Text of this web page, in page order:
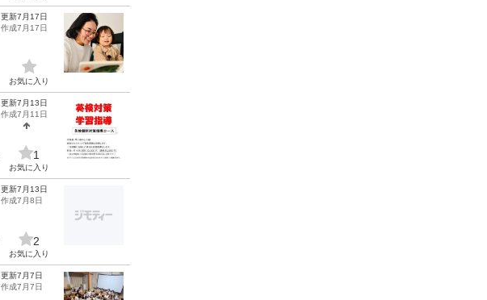
更新7月17日
作成7月17日
お気に入り
更新7月13日
作成7月11日
1
お気に入り
更新7月13日
作成7月8日
2
お気に入り
更新7月7日
作成7月7日